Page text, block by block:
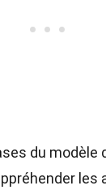
du modèle
les